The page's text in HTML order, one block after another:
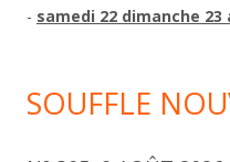
- samedi 22 dimanche 23
SOUFFLE